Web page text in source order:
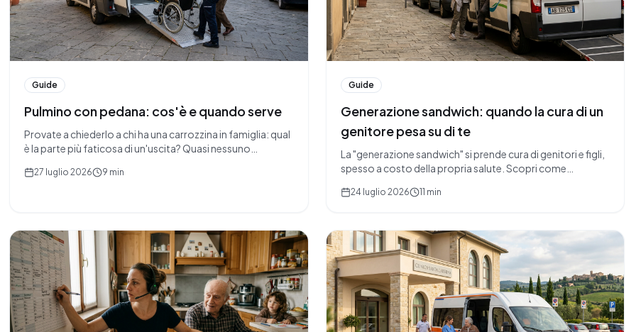
Guide
Pulmino con pedana: cos'è e quando serve
Provate a chiederlo a chi ha una carrozzina in famiglia: qual
è la parte più faticosa di un'uscita? Quasi nessuno
macchina. Quella manovra — sollevare, far scivolare,
27 luglio 2026 9 min
Guide
Generazione sandwich: quando la cura di un
genitore pesa su di te
La "generazione sandwich" si prende cura di genitori e figli,
spesso a costo della propria salute. Scopri come
quotidiane, mantenendo uno sguardo sulla propria
24 luglio 2026 11 min